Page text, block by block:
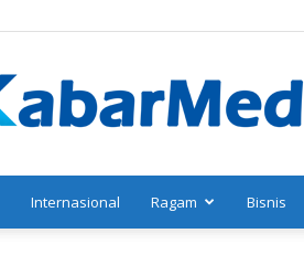
Internasional Ragam Bisnis